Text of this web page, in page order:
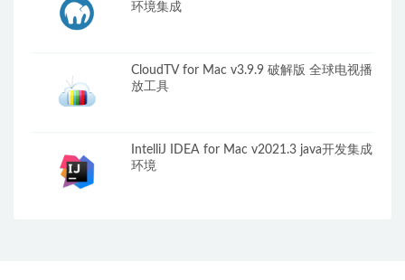
环境集成
CloudTV for Mac v3.9.9 破解版 全球电视播
放工具
IntelliJ IDEA for Mac v2021.3 java开发集成
环境